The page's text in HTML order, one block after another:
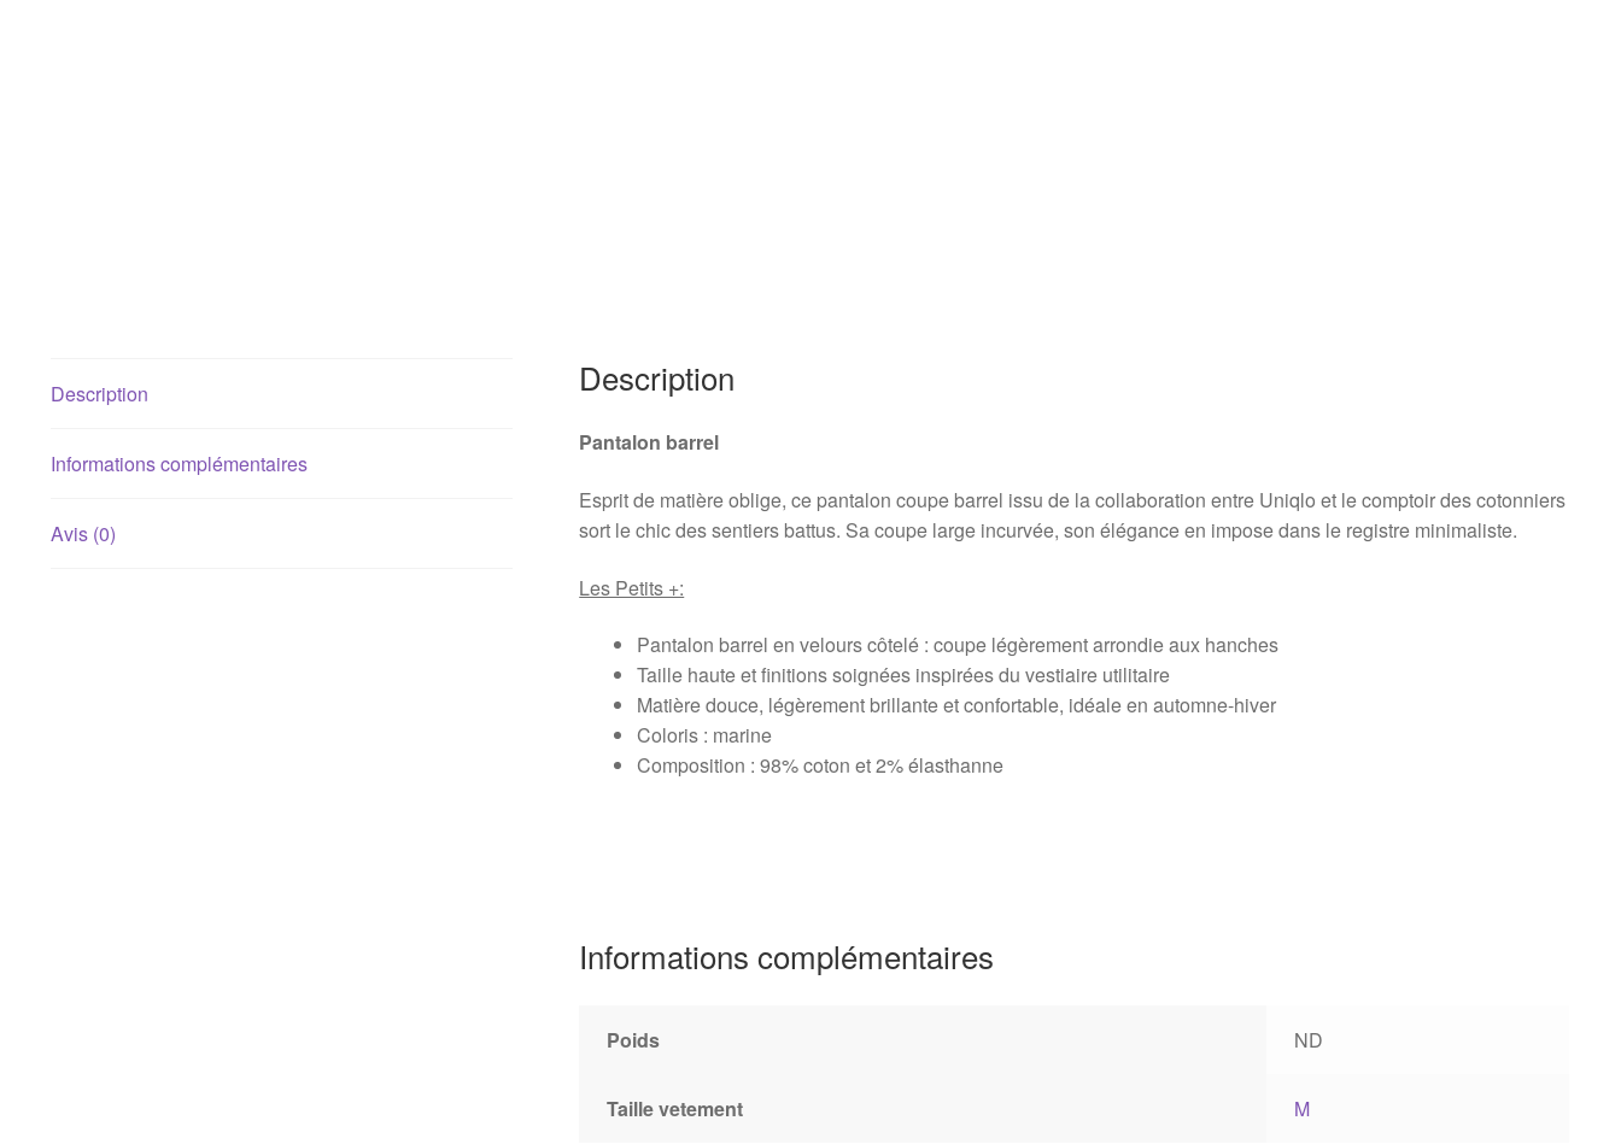
Description
Informations complémentaires
Avis (0)
Description
Pantalon barrel
Esprit de matière oblige, ce pantalon coupe barrel issu de la collaboration entre Uniqlo et le comptoir des cotonniers
sort le chic des sentiers battus. Sa coupe large incurvée, son élégance en impose dans le registre minimaliste.
Les Petits +:
Pantalon barrel en velours côtelé : coupe légèrement arrondie aux hanches
Taille haute et finitions soignées inspirées du vestiaire utilitaire
Matière douce, légèrement brillante et confortable, idéale en automne-hiver
Coloris : marine
Composition : 98% coton et 2% élasthanne
Informations complémentaires
Poids ND
Taille vetement M